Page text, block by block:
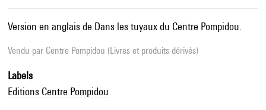
Version en anglais de Dans les tuyaux du Centre Pompidou.
Vendu par Centre Pompidou (Livres et produits dérivés)
Labels
Editions Centre Pompidou